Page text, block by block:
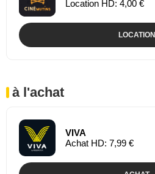
Location HD: 4,00 €
LOCATION
à l'achat
VIVA
Achat HD: 7,99 €